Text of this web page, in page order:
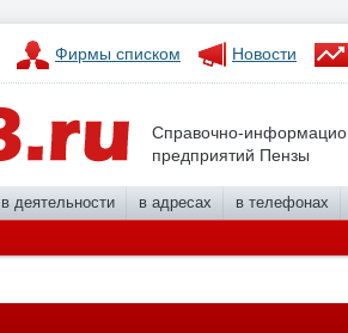
Фирмы списком Новости
Справочно-
предприятий Пензы
в деятельности в адресах в телефонах